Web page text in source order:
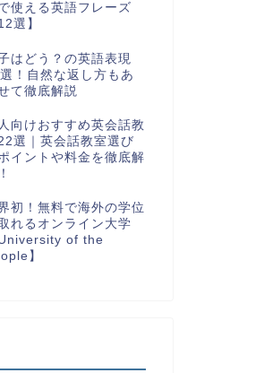
使える英語フレーズ
選】
はどう？の英語表現
！自然な返し方もあ
て徹底解説
向けおすすめ英会話教
選｜英会話教室選び
イントや料金を徹底解
初！無料で海外の学位
れるオンライン大学
University of the
】